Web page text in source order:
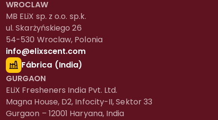
WROCLAW
MB ELiX sp. z o.o. sp.k.
ul. Skarżyńskiego 26
54-530 Wroclaw, Polonia
info@elixscent.com
Fábrica (India)
GURGAON
ELiX Fresheners India Pvt. Ltd.
Magna House, D2, Infocity-II, Sektor 33
Gurgaon – 12001 Haryana, India